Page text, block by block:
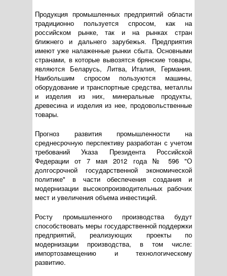
Продукция промышленных предприятий области
традиционно пользуется спросом, как на
российском рынке, так и на рынках стран
ближнего и дальнего зарубежья. Предприятия
имеют уже налаженные рынки сбыта. Основными
странами, в которые вывозятся брянские товары,
являются Беларусь, Литва, Италия, Германия.
Наибольшим спросом пользуются машины,
оборудование и транспортные средства, металлы
и изделия из них, минеральные продукты,
древесина и изделия из нее, продовольственные
товары.
Прогноз развития промышленности на
среднесрочную перспективу разработан с учетом
требований Указа Президента Российской
Федерации от 7 мая 2012 года № 596 "О
долгосрочной государственной экономической
политике" в части обеспечения создания и
модернизации высокопроизводительных рабочих
мест и увеличения объема инвестиций.
Росту промышленного производства будут
способствовать меры государственной поддержки
предприятий, реализующих проекты по
модернизации производства, в том числе:
импортозамещению и технологическому
развитию.